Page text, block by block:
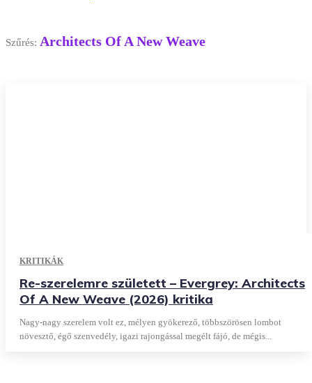
Szűrés: Architects Of A New Weave
KRITIKÁK
Re-szerelemre született – Evergrey: Architects
Of A New Weave (2026) kritika
Nagy-nagy szerelem volt ez, mélyen gyökerező, többszörösen lombot
növesztő, égő szenvedély, igazi rajongással megélt fájó, de mégis...